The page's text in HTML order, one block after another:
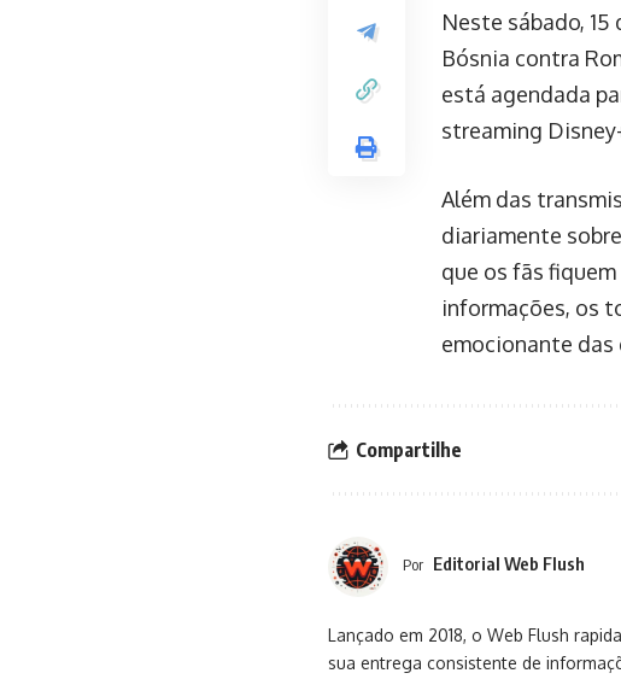
Neste sábado,
Bósnia contra
está agendada
streaming
Além das
diariamente
que os fãs
informações, os
emocionante
Compartilhe
Por Editorial Web Flush
Lançado em 2018, o Web Flush
sua entrega consistente de